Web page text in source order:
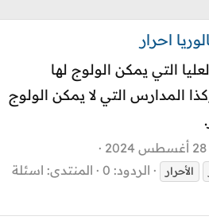
احرار
التي يمكن الولوج لها
المدارس التي لا يمكن الولوج
28 أغسطس 2024
الأحرار الردود: 0 المنتدى: اسئلة